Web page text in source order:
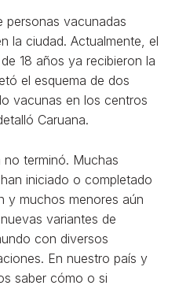
personas vacunadas
la ciudad. Actualmente, el
18 años ya recibieron la
el esquema de dos
vacunas en los centros
Caruana.
no terminó. Muchas
iniciado o completado
y muchos menores aún
variantes de
con diversos
En nuestro país y
saber cómo o si